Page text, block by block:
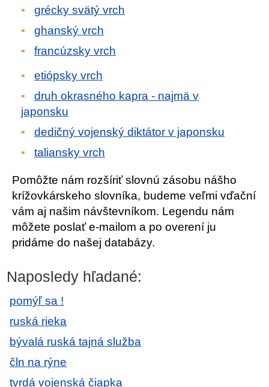
grécky svätý vrch
ghanský vrch
francúzsky vrch
etiópsky vrch
druh okrasného kapra - najmä v
japonsku
dedičný vojenský diktátor v japonsku
taliansky vrch
Pomôžte nám rozšíriť slovnú zásobu nášho
krížovkárskeho slovníka, budeme veľmi vďační
vám aj našim návštevníkom. Legendu nám
môžete poslať e-mailom a po overení ju
pridáme do našej databázy.
Naposledy hľadané:
pomýľ sa !
ruská rieka
bývalá ruská tajná služba
čln na rýne
tvrdá vojenská čiapka